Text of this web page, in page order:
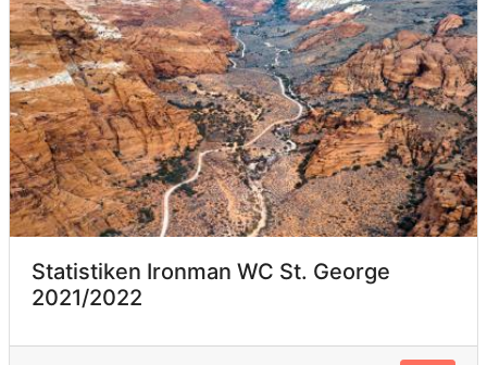
Statistiken Ironman WC St. George
2021/2022